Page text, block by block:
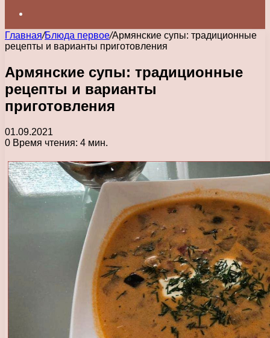
Главная/Блюда первое/Армянские супы: традиционные
рецепты и варианты приготовления
Армянские супы: традиционные
рецепты и варианты
приготовления
01.09.2021
0 Время чтения: 4 мин.